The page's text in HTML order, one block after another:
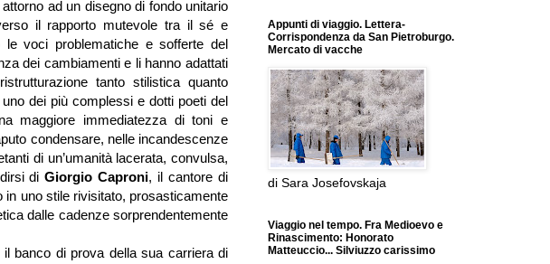
ad un disegno di fondo unitario
il rapporto mutevole tra il sé e
voci problematiche e sofferte del
dei cambiamenti e li hanno adattati
tanto stilistica quanto
uno dei più complessi e dotti poeti del
maggiore immediatezza di toni e
condensare, nelle incandescenze
di un’umanità lacerata, convulsa,
dirsi diGiorgio Caproni, il cantore di
in uno stile rivisitato, prosasticamente
dalle cadenze sorprendentemente
banco di prova della sua carriera di
Appunti di viaggio. Lettera-
Corrispondenza da San Pietroburgo.
Mercato di vacche
di Sara Josefovskaja
Viaggio nel tempo. Fra Medioevo e
Rinascimento: Honorato
Matteuccio... Silviuzzo carissimo